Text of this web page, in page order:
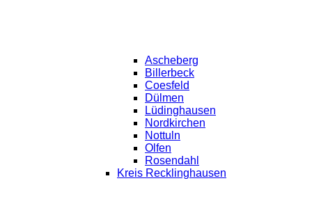
Ascheberg
Billerbeck
Coesfeld
Dülmen
Lüdinghausen
Nordkirchen
Nottuln
Olfen
Rosendahl
Kreis Recklinghausen